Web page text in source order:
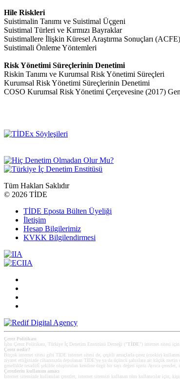
Hile Riskleri
Suistimalin Tanımı ve Suistimal Üçgeni
Suistimal Türleri ve Kırmızı Bayraklar
Suistimallere İlişkin Küresel Araştırma Sonuçları (ACFE)
Suistimali Önleme Yöntemleri
Risk Yönetimi Süreçlerinin Denetimi
Riskin Tanımı ve Kurumsal Risk Yönetimi Süreçleri
Kurumsal Risk Yönetimi Süreçlerinin Denetimi
COSO Kurumsal Risk Yönetimi Çerçevesine (2017)
Tüm Hakları Saklıdır
© 2026 TİDE
TİDE Eposta Bülten Üyeliği
İletişim
Hesap Bilgilerimiz
KVKK Bilgilendirmesi
Çerez Politikası
İşbu Çerez Politikası, Türkiye İç Denetim Enstitüsü Derneği (" TİDE ") internet sitesi
Çerez nedir?
Birçok internet sitesi gibi TİDE internet sitesi de, çeşitli amaçlarla çerez (cookie)
ziyaret ettiğinizde cihazınızda depolanan TİDE’ye ya da üçüncü şahıslara ait küçük
genellikle tesadüfî şekilde oluşturulan kendine özgü bir sayı değeri içerir. Ayrıca
Çerezlerin kullanım amacı
Internet sitemizde kullanılan çerezler, internet sitemizi kullanan tüm kullanıcılar için,